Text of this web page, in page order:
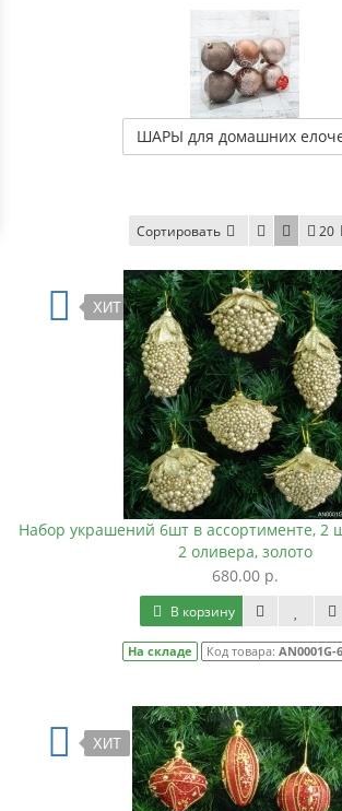
ШАРЫ для домашних
Сортировать 20
ХИТ
Набор украшений 6шт в ассортименте, 2
2 оливера, золото
680.00 р.
В корзину
На складе Код товара: AN0001G-
ХИТ